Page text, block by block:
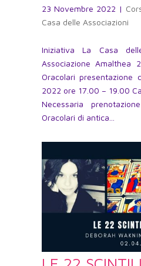
23 Novembre 2022 |
Casa delle Associazioni
Iniziativa La Casa
Associazione Amalthea
Oracolari presentazione
2022 ore 17.00 – 19.00
Necessaria
Oracolari di antica...